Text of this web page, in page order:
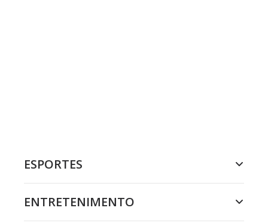
ESPORTES
ENTRETENIMENTO